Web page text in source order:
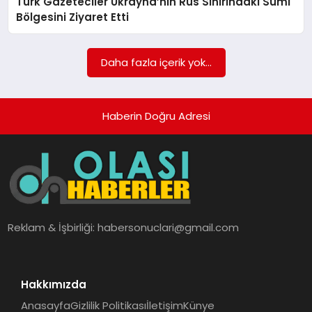
Bölgesini Ziyaret Etti
Daha fazla içerik yok...
Haberin Doğru Adresi
Reklam & İşbirliği:habersonuclari@gmail.com
Hakkımızda
AnasayfaGizlilik PolitikasıİletişimKünye